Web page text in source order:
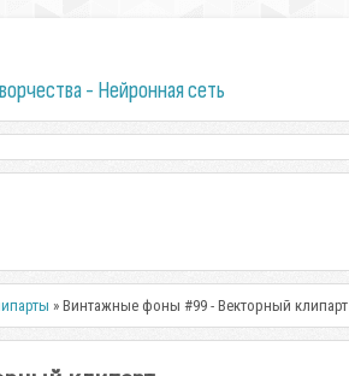
- Нейронная сеть
» Винтажные фоны #99 - Векторный клипарт